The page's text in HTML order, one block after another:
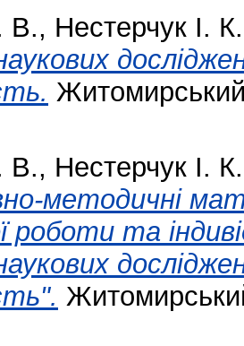
В., Нестерчук І. К.
наукових
Житомирський
В., Нестерчук І. К.
методичні
роботи та
наукових